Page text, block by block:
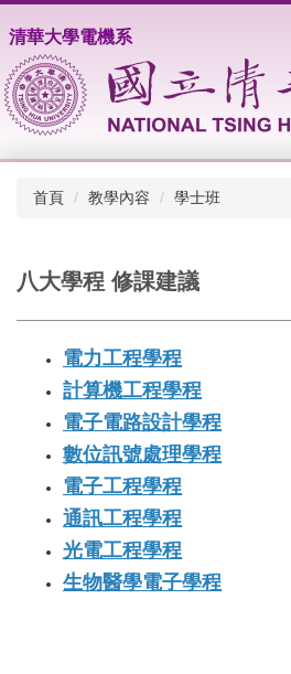
到
主
要
內
容
清華大學電機系
首頁 教學內容 學士班
八大學程 修課建議
電力工程學程
計算機工程學程
電子電路設計學程
數位訊號處理學程
電子工程學程
通訊工程學程
光電工程學程
生物醫學電子學程